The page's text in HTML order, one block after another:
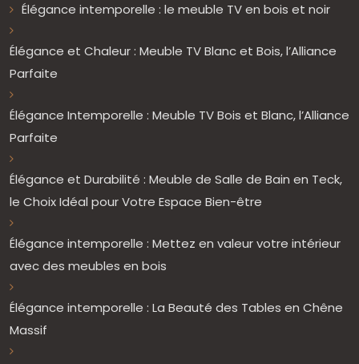
Élégance intemporelle : le meuble TV en bois et noir
Élégance et Chaleur : Meuble TV Blanc et Bois, l’Alliance
Parfaite
Élégance Intemporelle : Meuble TV Bois et Blanc, l’Alliance
Parfaite
Élégance et Durabilité : Meuble de Salle de Bain en Teck,
le Choix Idéal pour Votre Espace Bien-être
Élégance intemporelle : Mettez en valeur votre intérieur
avec des meubles en bois
Élégance intemporelle : La Beauté des Tables en Chêne
Massif